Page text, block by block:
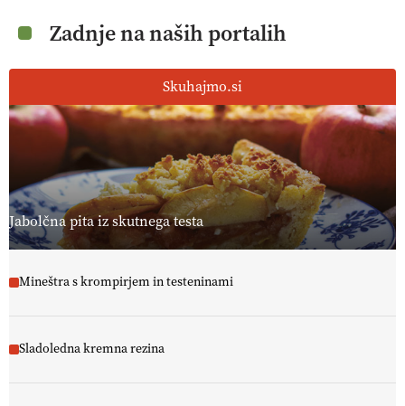
Zadnje na naših portalih
Skuhajmo.si
Jabolčna pita iz skutnega testa
Mineštra s krompirjem in testeninami
Sladoledna kremna rezina